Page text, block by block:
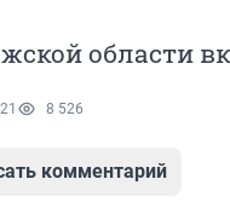
области
8 526
комментарий